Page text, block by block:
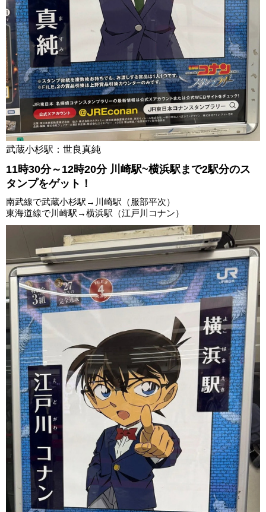
武蔵小杉駅：世良真純
11時30分～12時20分 川崎駅~横浜駅まで2駅分のス
タンプをゲット！
南武線で武蔵小杉駅→川崎駅（服部平次）
東海道線で川崎駅→横浜駅（江戸川コナン）